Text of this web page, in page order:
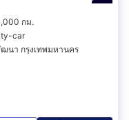
กม.
car
นา กรุงเทพมหานคร